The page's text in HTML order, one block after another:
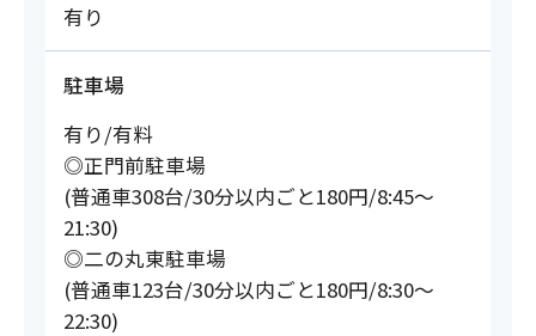
有り
駐車場
有り/有料
◎正門前駐車場
(普通車308台/30分以内ごと180円/8:45～
21:30)
◎二の丸東駐車場
(普通車123台/30分以内ごと180円/8:30～
22:30)